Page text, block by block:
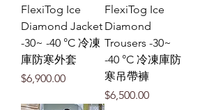
FlexiTog Ice
Diamond Jacket
-30~ -40 °C 冷凍
庫防寒外套
價格
$6,900.00
FlexiTog Ice
Diamond
Trousers -30~
-40 °C 冷凍庫防
寒吊帶褲
價格
$6,500.00